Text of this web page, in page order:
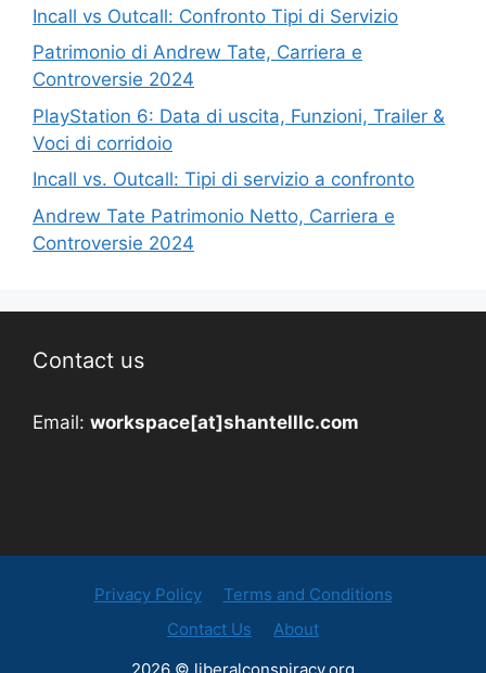
Incall vs Outcall: Confronto Tipi di Servizio
Patrimonio di Andrew Tate, Carriera e
Controversie 2024
PlayStation 6: Data di uscita, Funzioni, Trailer &
Voci di corridoio
Incall vs. Outcall: Tipi di servizio a confronto
Andrew Tate Patrimonio Netto, Carriera e
Controversie 2024
Contact us
Email: workspace[at]shantelllc.com
Privacy Policy
Terms and Conditions
Contact Us
About